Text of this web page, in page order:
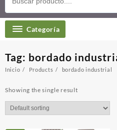
Categoría
Tag: bordado
Inicio Products bordado industrial
Showing the single result